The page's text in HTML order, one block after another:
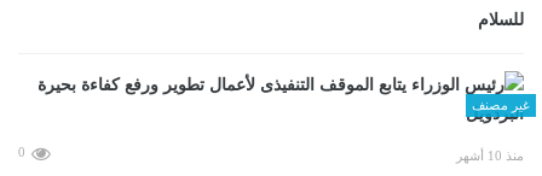
للسلام
غير مصنف
منذ 10 أشهر 0